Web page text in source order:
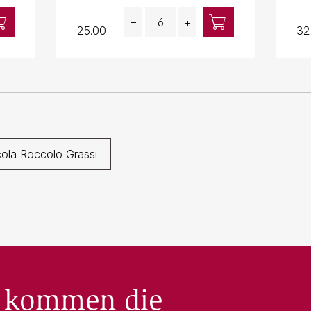
25.00
– +
Roccolo Grassi
die